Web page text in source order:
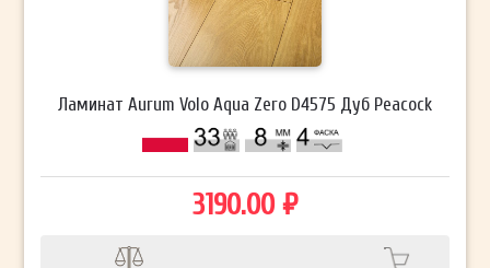
Ламинат Aurum Volo Aqua Zero D4575 Дуб Peacock
3190.00 ₽